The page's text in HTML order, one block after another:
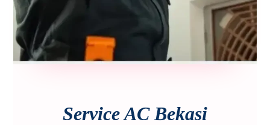
Service AC Bekasi